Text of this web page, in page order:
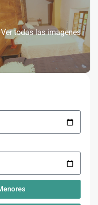
Ver todas las imagenes